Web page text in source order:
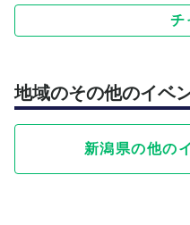
チ
地域のその他のイベ
新潟県の他の